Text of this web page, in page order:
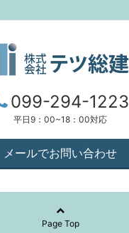
099-294-1223
平日9：00~18：00対応
メールでお問い合わせ
Page Top